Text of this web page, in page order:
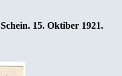
Schein. 15. Oktiber 1921.